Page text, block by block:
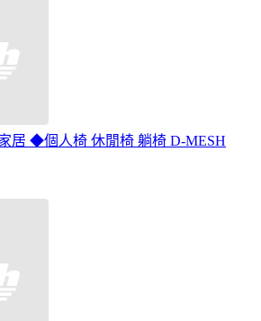
居 ◆個人椅 休閒椅 躺椅 D-MESH